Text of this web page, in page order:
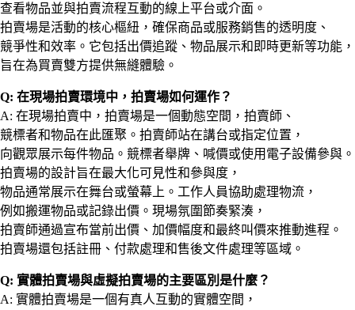
查看物品並與拍賣流程互動的線上平台或介面。
拍賣場是活動的核心樞紐，確保商品或服務銷售的透明度、
競爭性和效率。它包括出價追蹤、物品展示和即時更新等功能，
旨在為買賣雙方提供無縫體驗。
Q: 在現場拍賣環境中，拍賣場如何運作？
A: 在現場拍賣中，拍賣場是一個動態空間，拍賣師、
競標者和物品在此匯聚。拍賣師站在講台或指定位置，
向觀眾展示每件物品。競標者舉牌、喊價或使用電子設備參與。
拍賣場的設計旨在最大化可見性和參與度，
物品通常展示在舞台或螢幕上。工作人員協助處理物流，
例如搬運物品或記錄出價。現場氛圍節奏緊湊，
拍賣師通過宣布當前出價、加價幅度和最終叫價來推動進程。
拍賣場還包括註冊、付款處理和售後文件處理等區域。
Q: 實體拍賣場與虛擬拍賣場的主要區別是什麼？
A: 實體拍賣場是一個有真人互動的實體空間，